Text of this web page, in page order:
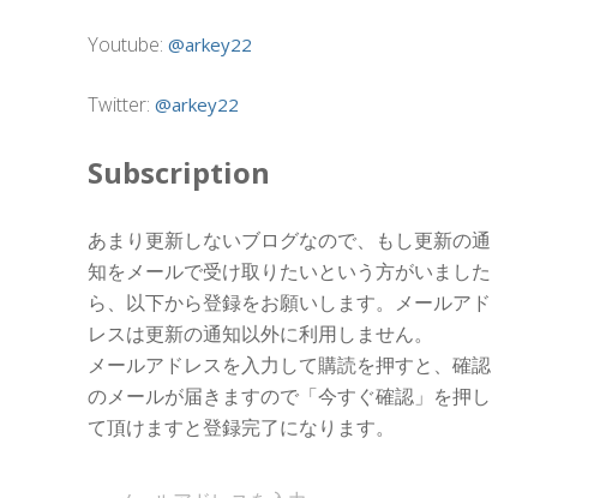
Youtube: @arkey22
Twitter: @arkey22
Subscription
あまり更新しないブログなので、もし更新の通
知をメールで受け取りたいという方がいました
ら、以下から登録をお願いします。メールアド
レスは更新の通知以外に利用しません。
メールアドレスを入力して購読を押すと、確認
のメールが届きますので「今すぐ確認」を押し
て頂けますと登録完了になります。